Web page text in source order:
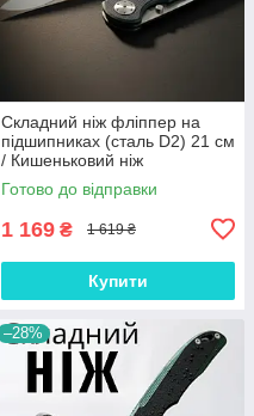
Складний ніж фліппер на
підшипниках (сталь D2) 21 см
/ Кишеньковий ніж
розкладний EDC для
щоденного носіння, GT-52
Готово до відправки
1 169 ₴ 1 619 ₴
Купити
–28%